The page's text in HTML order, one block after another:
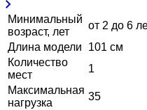
Минимальный
возраст, лет
от 2 до 6
Длина модели
101 см
Количество
мест
1
Максимальная
нагрузка
35